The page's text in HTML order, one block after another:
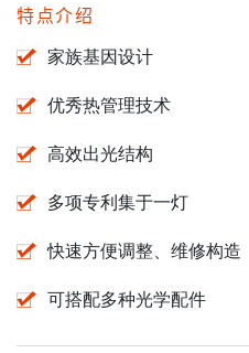
特点介绍
家族基因设计
优秀热管理技术
高效出光结构
多项专利集于一灯
快速方便调整、维修构造
可搭配多种光学配件